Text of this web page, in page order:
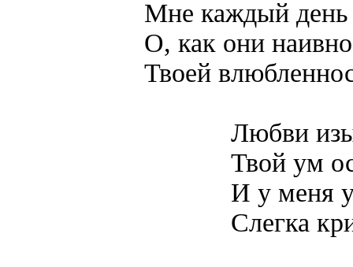
Мне каждый
О, как они
Твоей
Любви
Твой ум
И у меня
Слегка